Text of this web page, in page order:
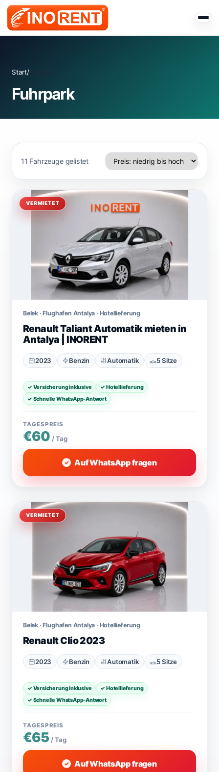
Start/Fuhrpark
Fuhrpark
11 Fahrzeuge gelistet
VERMIETET
Belek · Flughafen Antalya · Hotellieferung
Renault Taliant Automatik mieten in
Antalya | INORENT
2023 Benzin Automatik 5 Sitze
✓ Versicherung inklusive
✓ Hotellieferung
✓ Schnelle WhatsApp-Antwort
TAGESPREIS
€60 / Tag
Auf WhatsApp fragen
VERMIETET
Belek · Flughafen Antalya · Hotellieferung
Renault Clio 2023
2023 Benzin Automatik 5 Sitze
✓ Versicherung inklusive
✓ Hotellieferung
✓ Schnelle WhatsApp-Antwort
TAGESPREIS
€65 / Tag
Auf WhatsApp fragen